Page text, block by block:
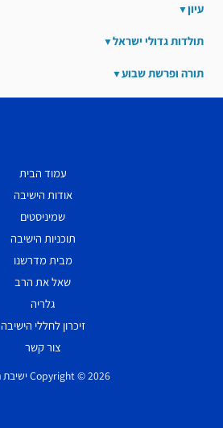
עיון
תולדות גדולי ישראל
תורה ופרשת שבוע
עמוד הבית
אודות הישיבה
שמיניסטים
תוכניות הישיבה
מבית מדרשנו
שאל את הרב
גלריה
זיכרון לחללי הישיבה
צור קשר
Copyright © 2026 ישיבת הכותל